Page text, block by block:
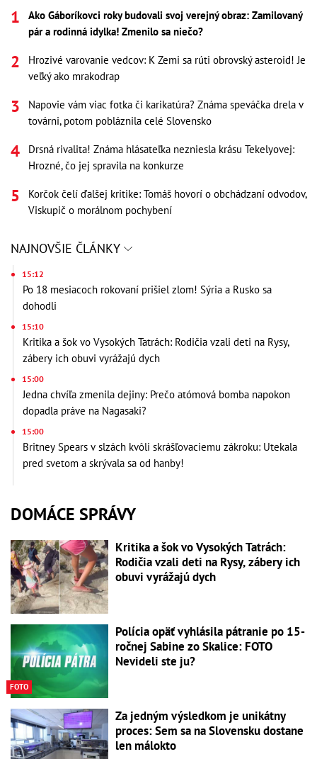
Ako Gáboríkovci roky budovali svoj verejný obraz: Zamilovaný
pár a rodinná idylka! Zmenilo sa niečo?
Hrozivé varovanie vedcov: K Zemi sa rúti obrovský asteroid! Je
veľký ako mrakodrap
Napovie vám viac fotka či karikatúra? Známa speváčka drela v
továrni, potom pobláznila celé Slovensko
Drsná rivalita! Známa hlásateľka nezniesla krásu Tekelyovej:
Hrozné, čo jej spravila na konkurze
Korčok čelí ďalšej kritike: Tomáš hovorí o obchádzaní odvodov,
Viskupič o morálnom pochybení
NAJNOVŠIE ČLÁNKY
15:12
Po 18 mesiacoch rokovaní prišiel zlom! Sýria a Rusko sa
dohodli
15:10
Kritika a šok vo Vysokých Tatrách: Rodičia vzali deti na Rysy,
zábery ich obuvi vyrážajú dych
15:00
Jedna chvíľa zmenila dejiny: Prečo atómová bomba napokon
dopadla práve na Nagasaki?
15:00
Britney Spears v slzách kvôli skrášľovaciemu zákroku: Utekala
pred svetom a skrývala sa od hanby!
DOMÁCE SPRÁVY
Kritika a šok vo Vysokých Tatrách:
Rodičia vzali deti na Rysy, zábery ich
obuvi vyrážajú dych
FOTO
Polícia opäť vyhlásila pátranie po 15-
ročnej Sabine zo Skalice: FOTO
Nevideli ste ju?
Za jedným výsledkom je unikátny
proces: Sem sa na Slovensku dostane
len málokto